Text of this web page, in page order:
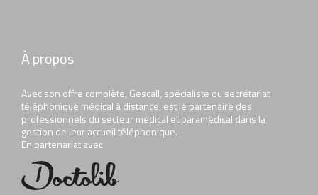
À propos
Avec son offre complète, Gescall, spécialiste du secrétariat
téléphonique médical à distance, est le partenaire des
professionnels du secteur médical et paramédical dans la
gestion de leur accueil téléphonique.
En partenariat avec